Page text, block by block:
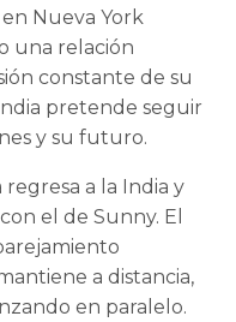
Nueva York
una relación
constante de su
pretende seguir
y su futuro.
a la India y
el de Sunny. El
a distancia,
en paralelo.